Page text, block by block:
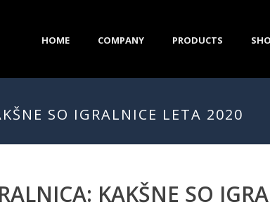
HOME COMPANY PRODUCTS
SO IGRALNICE LETA 2020
KAKŠNE SO